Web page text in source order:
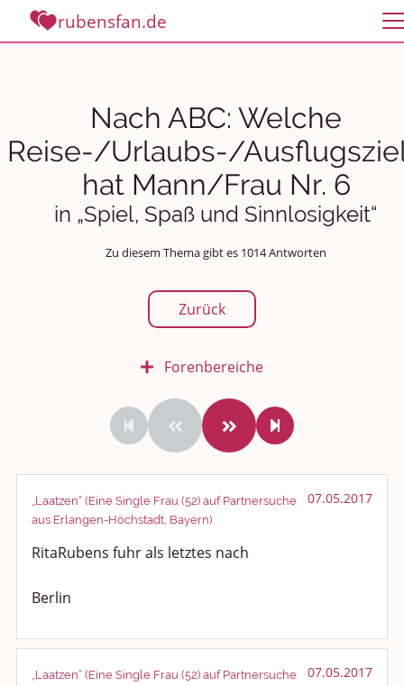
rubensfan.de
Nach ABC: Welche
Reise-/Urlaubs-/
hat Mann/Frau Nr. 6
in „Spiel, Spaß und Sinnlosigkeit“
Zu diesem Thema gibt es 1014 Antworten
Zurück
Forenbereiche
Rundum Leben
Politik und Weltgeschehen
Smalltalk
„Laatzen“ (Eine Single Frau (52) auf Partnersuche
aus Erlangen-Höchstadt, Bayern)
07.05.2017
RitaRubens fuhr als letztes nach
Berlin
„Laatzen“ (Eine Single Frau (52) auf Partnersuche
07.05.2017